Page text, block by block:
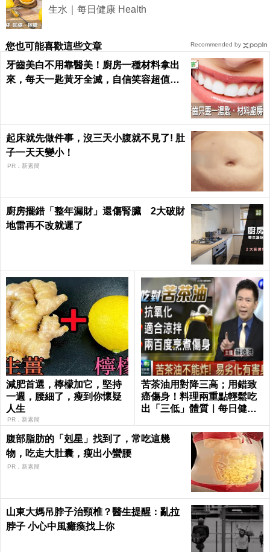
生水｜每日健康 Health
您也可能喜歡這些文章
牙齒美白不用靠醫美！廚房一種材料拿出
來，每天一匙黃牙全滅，自信笑容超值｜
起床就先做件事，沒三天小腹就不見了! 肚
子一天天變小！
PR．新素簡
廚房擺錯「整年漏財」還傷腎臟 2大破財
地雷再不改就遲了
減肥首選，檸檬加它，堅持
一週，腰細了，瘦到你懷疑
人生
PR．新素簡
苦茶油用對降三高；用錯致
癌傷身！料理兩重點輕鬆吃
出「三低」體質｜每日健康
腹部脂肪的「剋星」找到了，常吃這幾
物，吃走大肚囊，瘦出小蠻腰
PR．新素簡
山東大媽吊脖子治頸椎？醫生提醒：亂拉
脖子 小心中風癱瘓找上你
Recommended by